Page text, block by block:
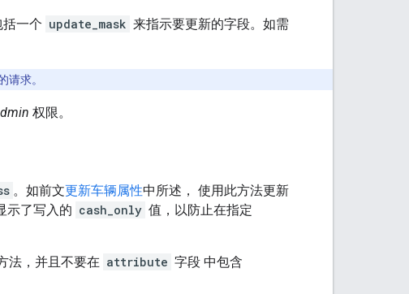
一个 update_mask 来指示要更新的字段。如需
请求。
权限。
。如前文更新车辆属性中所述， 使用此方法更新
示了写入的 cash_only 值，以防止在指定
法，并且不要在 attribute 字段 中包含